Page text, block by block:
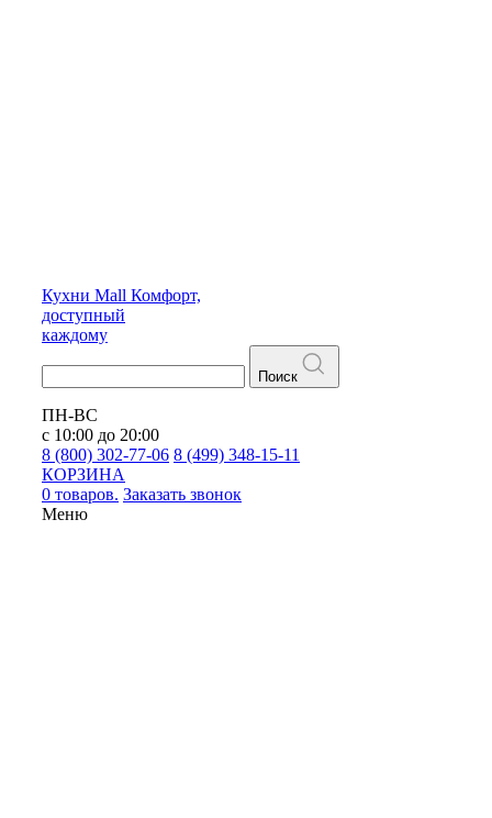
Кухни Mall Комфорт,
доступный
каждому
Поиск
ПН-ВС
с 10:00 до 20:00
8 (800) 302-77-06 8 (499) 348-15-11
КОРЗИНА
0 товаров. Заказать звонок
Меню